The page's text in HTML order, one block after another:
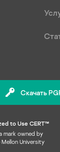
Скачать
to Use CERT™
mark owned by
University